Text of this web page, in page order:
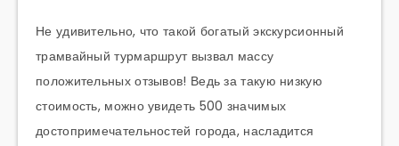
Не удивительно, что такой богатый экскурсионный
трамвайныйтурмаршрутвызвал массу
положительных отзывов! Ведь за такую низкую
стоимость, можно увидеть 500 значимых
достопримечательностей города, насладится